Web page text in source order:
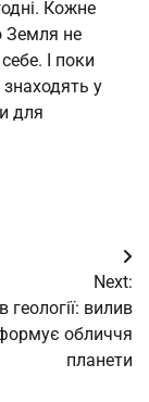
Кожне
Земля не
І поки
знаходять у
для
Next:
геології: вилив
обличчя
планети